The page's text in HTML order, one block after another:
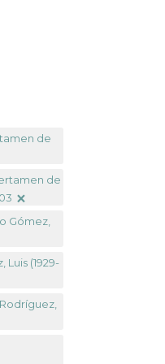
de
de
Gómez,
Luis (1929-